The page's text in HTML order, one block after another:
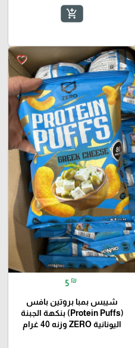
add_shopping_cart
favorite_border
5 ₪
شيبس بمبا بروتين بافس
(Protein Puffs) بنكهة الجبنة
اليونانية ZERO وزنه 40 غرام